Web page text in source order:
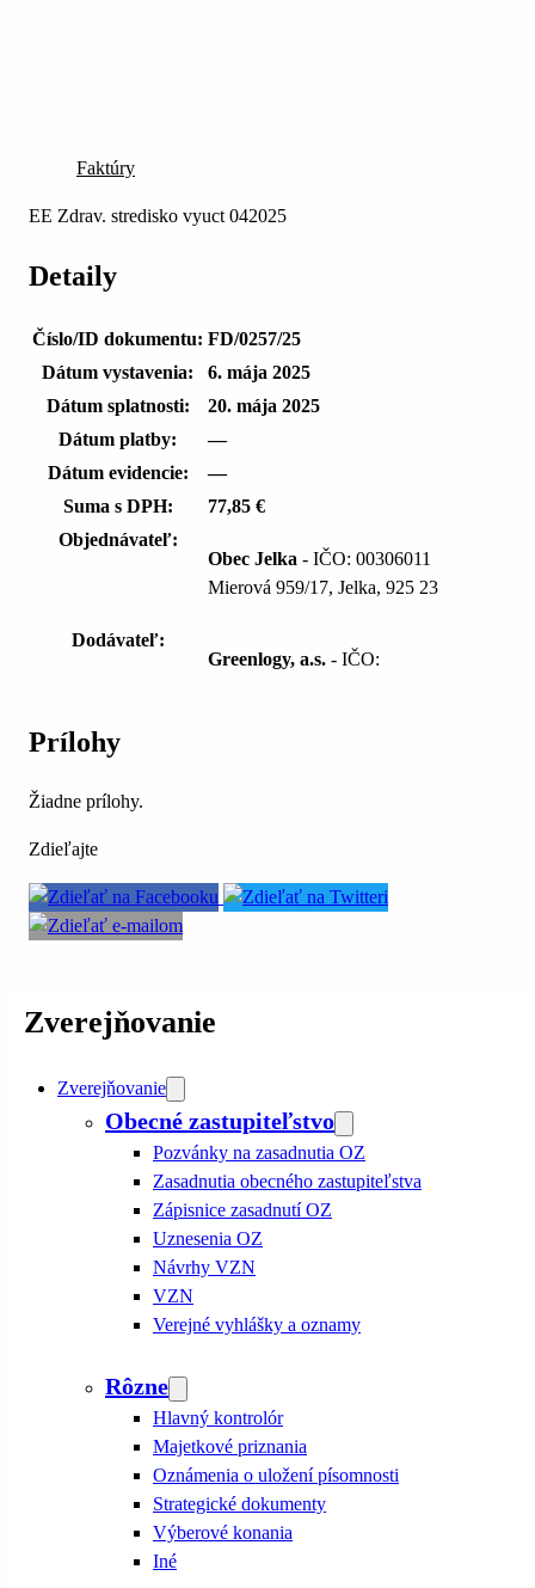
Faktúry
EE Zdrav. stredisko vyuct 042025
Detaily
Číslo/ID dokumentu: FD/0257/25
Dátum vystavenia:
6. mája 2025
Dátum splatnosti:
20. mája 2025
Dátum platby:
—
Dátum evidencie:
—
Suma s DPH:
77,85 €
Objednávateľ:
Obec Jelka - IČO: 00306011
Mierová 959/17, Jelka, 925 23
Dodávateľ:
Greenlogy, a.s. - IČO:
Prílohy
Žiadne prílohy.
Zdieľajte
Zverejňovanie
Zverejňovanie
Obecné zastupiteľstvo
Pozvánky na zasadnutia OZ
Zasadnutia obecného zastupiteľstva
Zápisnice zasadnutí OZ
Uznesenia OZ
Návrhy VZN
VZN
Verejné vyhlášky a oznamy
Rôzne
Hlavný kontrolór
Majetkové priznania
Oznámenia o uložení písomnosti
Strategické dokumenty
Výberové konania
Iné